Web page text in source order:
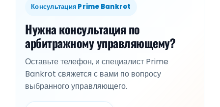
Консультация Prime Bankrot
Нужна консультация по
арбитражному управляющему?
Оставьте телефон, и специалист Prime
Bankrot свяжется с вами по вопросу
выбранного управляющего.